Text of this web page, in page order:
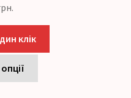
клік